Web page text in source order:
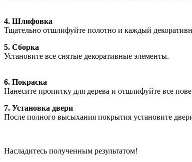
4. Шлифовка
Тщательно отшлифуйте полотно и каждый
5. Сборка
Установите все снятые декоративные элементы.
6. Покраска
Нанесите пропитку для дерева и отшлифуйте все
7. Установка двери
После полного высыхания покрытия установите
Насладитесь полученным результатом!